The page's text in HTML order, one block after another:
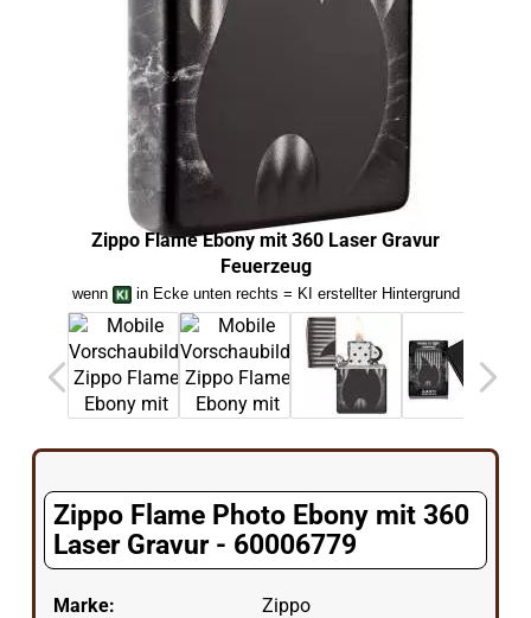
Zippo Flame Ebony mit 360 Laser Gravur
Feuerzeug
wenn in Ecke unten rechts = KI erstellter Hintergrund
Zippo Flame Photo Ebony mit 360
Laser Gravur - 60006779
Marke:
Zippo